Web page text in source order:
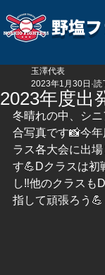
野塩
2023年度出
玉澤代表
2023年1月30日 読
冬晴れの中、シ
合写真です📸今
ラス各大会に出
す💪Dクラスは初
し‼️他のクラスも
指して頑張ろう💪